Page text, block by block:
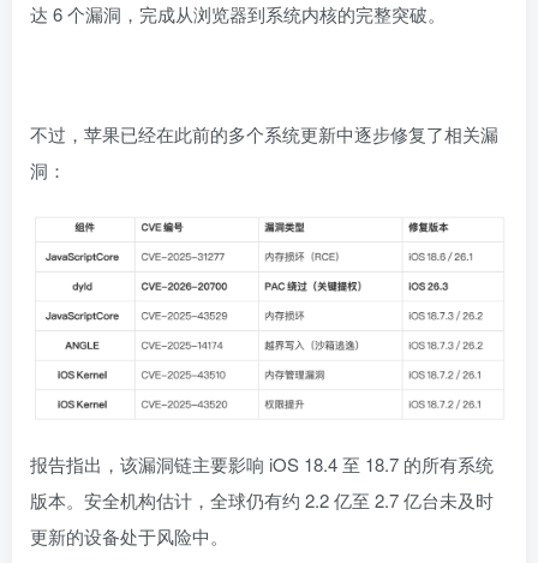
达 6 个漏洞，完成从浏览器到系统内核的完整突破。
不过，苹果已经在此前的多个系统更新中逐步修复了相关漏
洞：
报告指出，该漏洞链主要影响 iOS 18.4 至 18.7 的所有系统
版本。安全机构估计，全球仍有约 2.2 亿至 2.7 亿台未及时
更新的设备处于风险中。